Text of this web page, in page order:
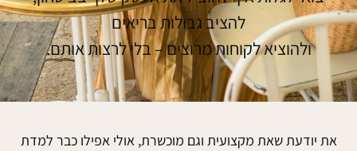
להציב גבולות בריאים
ולהוציא לקוחות מרוצים – בלי לרצות אותם.
את יודעת שאת מקצועית וגם מוכשרת, אולי אפילו כבר למדת